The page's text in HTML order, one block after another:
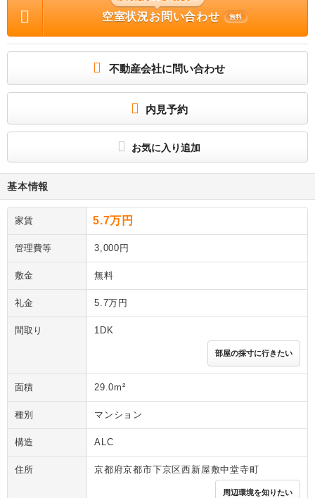
空室状況お問い合わせ 無料
不動産会社に問い合わせ
内見予約
お気に入り追加
基本情報
家賃 5.7万円
管理費等 3,000円
敷金 無料
礼金 5.7万円
間取り 1DK
部屋の採寸に行きたい
面積 29.0m²
種別 マンション
構造 ALC
住所 京都府京都市下京区西新屋敷中堂寺町
周辺環境を知りたい